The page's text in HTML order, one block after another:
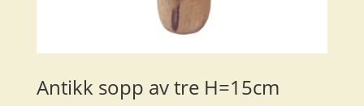
Antikk sopp av tre H=15cm